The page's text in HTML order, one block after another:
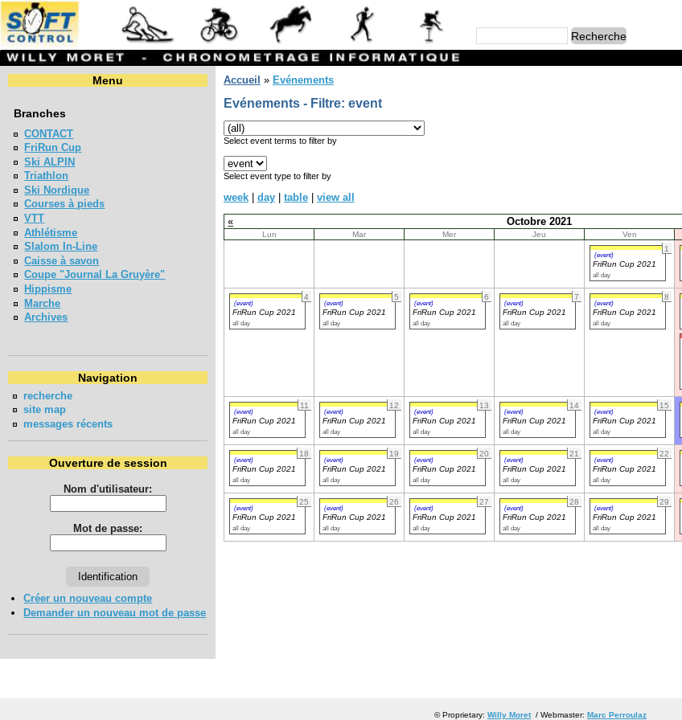
Menu
Branches
CONTACT
FriRun Cup
Ski ALPIN
Triathlon
Ski Nordique
Courses à pieds
VTT
Athlétisme
Slalom In-Line
Caisse à savon
Coupe "Journal La Gruyère"
Hippisme
Marche
Archives
Navigation
recherche
site map
messages récents
Ouverture de session
Nom d'utilisateur:
Mot de passe:
Créer un nouveau compte
Demander un nouveau mot de passe
Accueil » Evénements
Evénements - Filtre: event
Select event terms to filter by
Select event type to filter by
week day table
view all
«
Octobre 2021
Lun Mar Mer Jeu Ven
1
(event)
FriRun Cup 2021
all day
4
(event)
FriRun Cup 2021
all day
5
(event)
FriRun Cup 2021
all day
6
(event)
FriRun Cup 2021
all day
7
(event)
FriRun Cup 2021
all day
8
(event)
FriRun Cup 2021
all day
11
(event)
FriRun Cup 2021
all day
12
(event)
FriRun Cup 2021
all day
13
(event)
FriRun Cup 2021
all day
14
(event)
FriRun Cup 2021
all day
15
(event)
FriRun Cup 2021
all day
18
(event)
FriRun Cup 2021
all day
19
(event)
FriRun Cup 2021
all day
20
(event)
FriRun Cup 2021
all day
21
(event)
FriRun Cup 2021
all day
22
(event)
FriRun Cup 2021
all day
25
(event)
FriRun Cup 2021
all day
26
(event)
FriRun Cup 2021
all day
27
(event)
FriRun Cup 2021
all day
28
(event)
FriRun Cup 2021
all day
29
(event)
FriRun Cup 2021
all day
© Proprietary: Willy Moret/ Webmaster: Marc Perroulaz